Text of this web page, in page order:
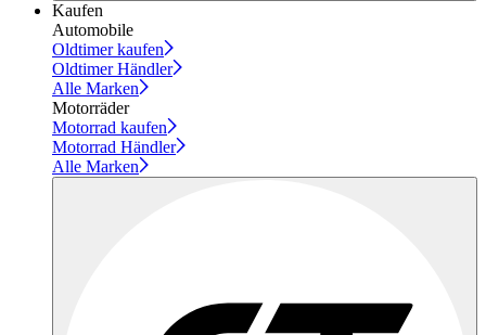
Kaufen
Automobile
Oldtimer kaufen
Oldtimer Händler
Alle Marken
Motorräder
Motorrad kaufen
Motorrad Händler
Alle Marken